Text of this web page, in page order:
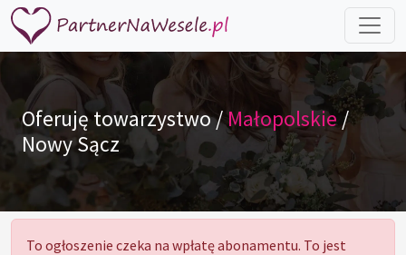
Oferuję towarzystwo /Małopolskie/
Nowy Sącz
To ogłoszenie czeka na wpłatę abonamentu. To jest